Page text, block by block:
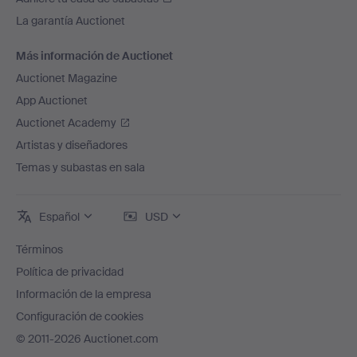
La garantía Auctionet
Más información de Auctionet
Auctionet Magazine
App Auctionet
Auctionet Academy
Artistas y diseñadores
Temas y subastas en sala
Español USD
Términos
Política de privacidad
Información de la empresa
Configuración de cookies
© 2011-2026 Auctionet.com